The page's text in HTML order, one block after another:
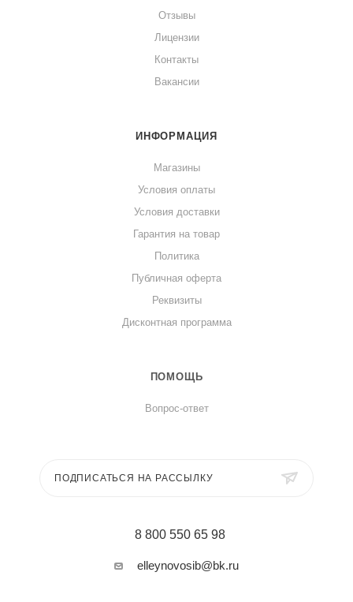
Отзывы
Лицензии
Контакты
Вакансии
ИНФОРМАЦИЯ
Магазины
Условия оплаты
Условия доставки
Гарантия на товар
Политика
Публичная оферта
Реквизиты
Дисконтная программа
ПОМОЩЬ
Вопрос-ответ
ПОДПИСАТЬСЯ НА РАССЫЛКУ
8 800 550 65 98
elleynovosib@bk.ru